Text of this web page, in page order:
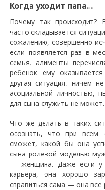
Когда уходит папа…
Почему так происходит?
часто складывается
сожалению, совершенно
если появляется раз в
семья, алименты
ребенок ему
другая ситуация, ничем
асоциальной личностью,
для сына служить не может.
Что же делать в таких
осознать, что при всем
сможет, какой бы она
сына ролевой моделью
— женщина. Даже если у
карьера, она хорошо
справиться сама — она